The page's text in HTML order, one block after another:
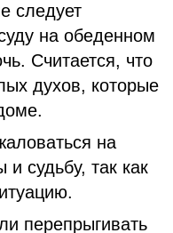
следует
на обеденном
Считается, что
духов, которые
на
судьбу, так как
перепрыгивать